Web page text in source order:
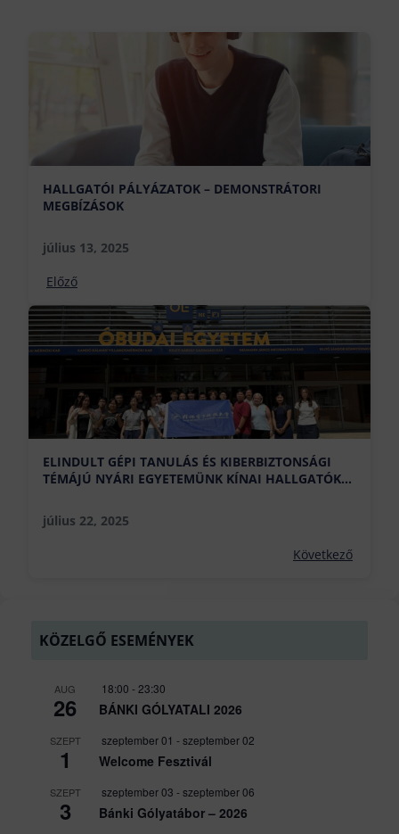
HALLGATÓI PÁLYÁZATOK – DEMONSTRÁTORI
MEGBÍZÁSOK
július 13, 2025
Előző
ELINDULT GÉPI TANULÁS ÉS KIBERBIZTONSÁGI
TÉMÁJÚ NYÁRI EGYETEMÜNK KÍNAI HALLGATÓK
július 22, 2025
Következő
KÖZELGŐ ESEMÉNYEK
AUG
26
18:00 - 23:30
BÁNKI GÓLYATALI 2026
SZEPT
1
szeptember 01 -szeptember 02
Welcome Fesztivál
SZEPT
3
szeptember 03 -szeptember 06
Bánki Gólyatábor – 2026